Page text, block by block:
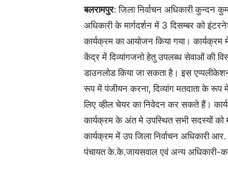
बलरामपुर: जिला निर्वाचन अधिकारी कुन्दन
अधिकारी के मार्गदर्शन में 3 दिसम्बर को
कार्यक्रम का आयोजन किया गया। कार्यक्रम में
केंद्र में दिव्यांगजनो हेतु उपलब्ध सेवाओं की
डाउनलोड किया जा सकता है। इस
रूप में पंजीयन करना, दिव्यांग मतदाता के रूप
लिए व्हील चेयर का निवेदन कर सकते हैं।
कार्यक्रम के अंत मे उपस्थित सभी सदस्यों को
कार्यक्रम में उप जिला निर्वाचन अधिकारी
पंचायत के.के.जायसवाल एवं अन्य अधिकारी-